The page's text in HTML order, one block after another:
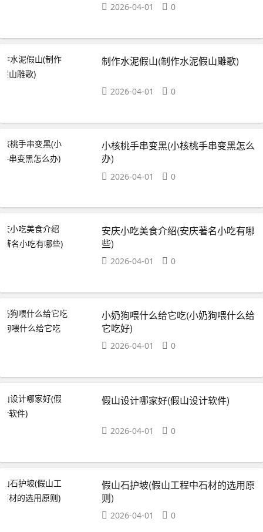
2026-04-01 0
制作水泥假山(制作水泥假山雕歌)
2026-04-01 0
小核桃手串变黑(小核桃手串变黑怎么
办)
2026-04-01 0
安庆小吃美食介绍(安庆著名小吃有哪
些)
2026-04-01 0
小奶狗喂什么给它吃(小奶狗喂什么给
它吃好)
2026-04-01 0
假山设计哪家好(假山设计软件)
2026-04-01 0
假山石护坡(假山工程中石材的选用原
则)
2026-04-01 0